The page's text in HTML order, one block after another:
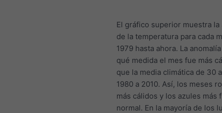
El gráfico superior muestra la
de la temperatura para cada
1979 hasta ahora. La
qué medida el mes fue más
que la media climática de 30
1980 a 2010. Así, los meses
más cálidos y los azules más
normal. En la mayoría de los